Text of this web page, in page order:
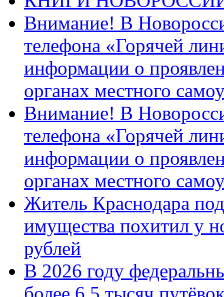
Внимание! В
телефона «Горячей
информации о
органах местного
Внимание! В
телефона «Горячей
информации о
органах местного
Житель Краснодара
имущества похитил у
рублей
В 2026 году